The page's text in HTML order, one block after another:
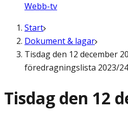
Webb-tv
Start
Dokument & lagar
Tisdag den 12 december
föredragningslista 2023/
Tisdag den 12